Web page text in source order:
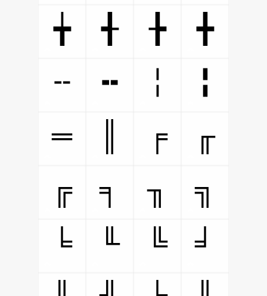
╈
╉ ╊
╋
╌
╍ ╎
╏
═
╒
╓
╔
╕ ╖
╗
╘
╙ ╚
╛